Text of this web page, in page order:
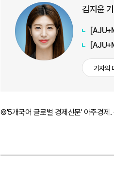
김지윤
기자의
©'5개국어 글로벌 경제신문' 아주경제.